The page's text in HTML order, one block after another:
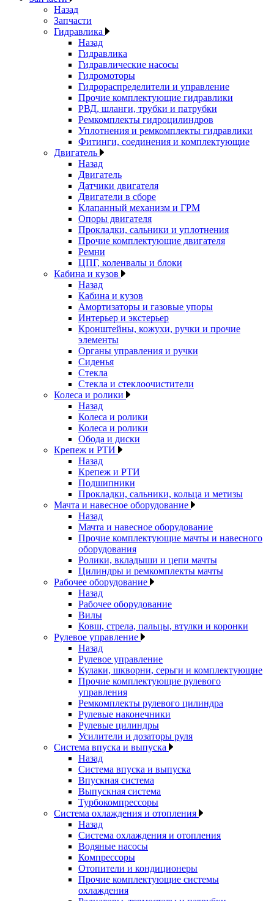
Назад
Запчасти
Гидравлика
Назад
Гидравлика
Гидравлические насосы
Гидромоторы
Гидрораспределители и управление
Прочие комплектующие гидравлики
РВД, шланги, трубки и патрубки
Ремкомплекты гидроцилиндров
Уплотнения и ремкомплекты гидравлики
Фитинги, соединения и комплектующие
Двигатель
Назад
Двигатель
Датчики двигателя
Двигатели в сборе
Клапанный механизм и ГРМ
Опоры двигателя
Прокладки, сальники и уплотнения
Прочие комплектующие двигателя
Ремни
ЦПГ, коленвалы и блоки
Кабина и кузов
Назад
Кабина и кузов
Амортизаторы и газовые упоры
Интерьер и экстерьер
Кронштейны, кожухи, ручки и прочие
элементы
Органы управления и ручки
Сиденья
Стекла
Стекла и стеклоочистители
Колеса и ролики
Назад
Колеса и ролики
Колеса и ролики
Обода и диски
Крепеж и РТИ
Назад
Крепеж и РТИ
Подшипники
Прокладки, сальники, кольца и метизы
Мачта и навесное оборудование
Назад
Мачта и навесное оборудование
Прочие комплектующие мачты и навесного
оборудования
Ролики, вкладыши и цепи мачты
Цилиндры и ремкомплекты мачты
Рабочее оборудование
Назад
Рабочее оборудование
Вилы
Ковш, стрела, пальцы, втулки и коронки
Рулевое управление
Назад
Рулевое управление
Кулаки, шкворни, серьги и комплектующие
Прочие комплектующие рулевого
управления
Ремкомплекты рулевого цилиндра
Рулевые наконечники
Рулевые цилиндры
Усилители и дозаторы руля
Система впуска и выпуска
Назад
Система впуска и выпуска
Впускная система
Выпускная система
Турбокомпрессоры
Система охлаждения и отопления
Назад
Система охлаждения и отопления
Водяные насосы
Компрессоры
Отопители и кондиционеры
Прочие комплектующие системы
охлаждения